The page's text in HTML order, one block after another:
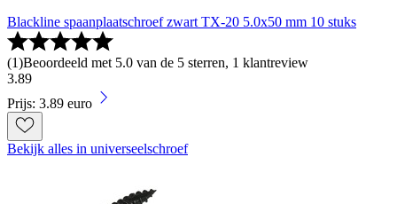
Blackline spaanplaatschroef zwart TX-20 5.0x50 mm 10 stuks
(1)Beoordeeld met 5.0 van de 5 sterren, 1 klantreview
3.89
Prijs: 3.89 euro
Bekijk alles in universeelschroef